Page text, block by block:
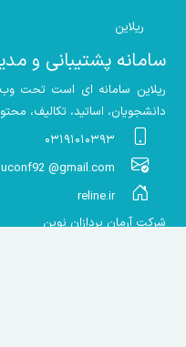
ریلاین
سامانه پشتیبانی و
ریلاین سامانه ای است تحت وب
دانشجویان، اساتید، تکالیف،
۰۳۱۹۱۰۱۰۳۹۳
uconf92 @gmail.com
reline.ir
شرکت آرمان پردازان نوین